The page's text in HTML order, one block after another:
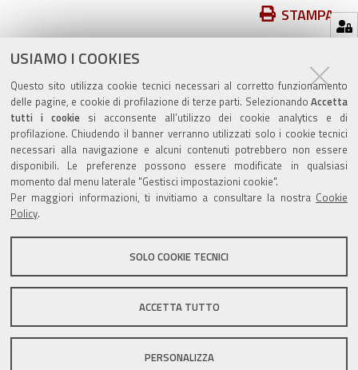
USIAMO I COOKIES
Questo sito utilizza cookie tecnici necessari al corretto funzionamento
delle pagine, e cookie di profilazione di terze parti. Selezionando Accetta
tutti i cookiesi acconsente all’utilizzo dei cookie analytics e di
profilazione. Chiudendo il banner verranno utilizzati solo i cookie tecnici
necessari alla navigazione e alcuni contenuti potrebbero non essere
disponibili. Le preferenze possono essere modificate in qualsiasi
momento dal menu laterale "Gestisci impostazioni cookie".
Per maggiori informazioni, ti invitiamo a consultare la nostra Cookie
Policy.
SOLO COOKIE TECNICI
ACCETTA TUTTO
PERSONALIZZA
sul
documento
STAMPA
ultima modifica
Valuta questo sito
Sito istituzionale Comune di Zola Predosa
Privacy policy|DPO|Accessibilità